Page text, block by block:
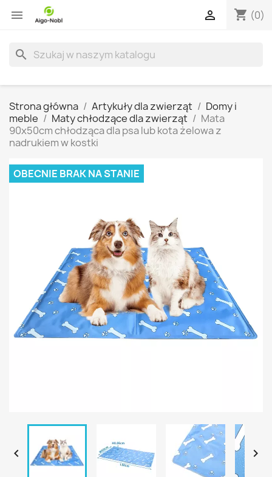
 shopping_cart (0)

search
Strona główna Artykuły dla zwierząt
Domy i
meble
Maty chłodzące dla zwierząt
Mata
90x50cm chłodząca dla psa lub kota żelowa z
nadrukiem w kostki
OBECNIE BRAK NA STANIE
 